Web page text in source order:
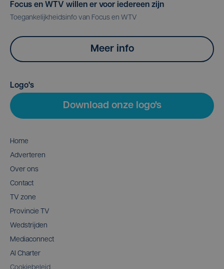
Focus en WTV willen er voor iedereen zijn
Toegankelijkheidsinfo van Focus en WTV
Meer info
Logo's
Download onze logo's
Home
Adverteren
Over ons
Contact
TV zone
Provincie TV
Wedstrijden
Mediaconnect
AI Charter